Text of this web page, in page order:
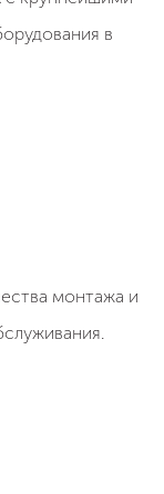
в
монтажа и